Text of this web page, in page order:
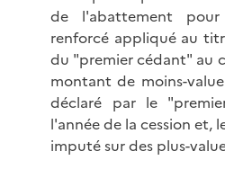
de l'abattement
renforcé appliqué au
du "premier cédant" au
montant de moins-
déclaré par le
l'année de la cession et,
imputé sur des plus-